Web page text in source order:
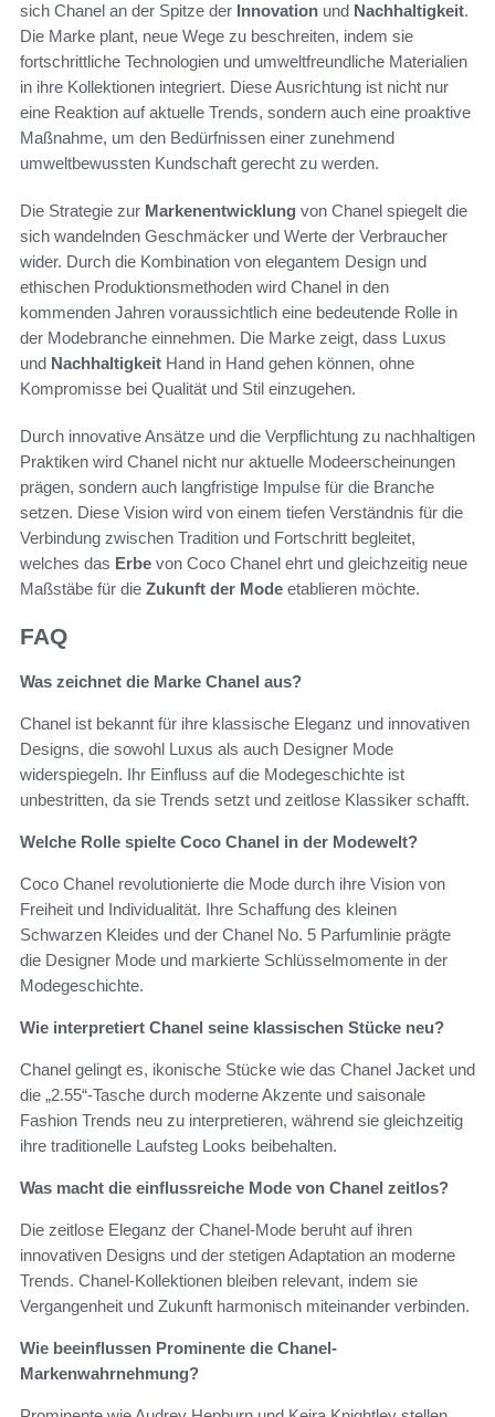
sich Chanel an der Spitze der Innovation und Nachhaltigkeit.
Die Marke plant, neue Wege zu beschreiten, indem sie
fortschrittliche Technologien und umweltfreundliche Materialien
in ihre Kollektionen integriert. Diese Ausrichtung ist nicht nur
eine Reaktion auf aktuelle Trends, sondern auch eine proaktive
Maßnahme, um den Bedürfnissen einer zunehmend
umweltbewussten Kundschaft gerecht zu werden.
Die Strategie zur Markenentwicklung von Chanel spiegelt die
sich wandelnden Geschmäcker und Werte der Verbraucher
wider. Durch die Kombination von elegantem Design und
ethischen Produktionsmethoden wird Chanel in den
kommenden Jahren voraussichtlich eine bedeutende Rolle in
der Modebranche einnehmen. Die Marke zeigt, dass Luxus
und Nachhaltigkeit Hand in Hand gehen können, ohne
Kompromisse bei Qualität und Stil einzugehen.
Durch innovative Ansätze und die Verpflichtung zu nachhaltigen
Praktiken wird Chanel nicht nur aktuelle Modeerscheinungen
prägen, sondern auch langfristige Impulse für die Branche
setzen. Diese Vision wird von einem tiefen Verständnis für die
Verbindung zwischen Tradition und Fortschritt begleitet,
welches das Erbe von Coco Chanel ehrt und gleichzeitig neue
Maßstäbe für die Zukunft der Mode etablieren möchte.
FAQ
Was zeichnet die Marke Chanel aus?
Chanel ist bekannt für ihre klassische Eleganz und innovativen
Designs, die sowohl Luxus als auch Designer Mode
widerspiegeln. Ihr Einfluss auf die Modegeschichte ist
unbestritten, da sie Trends setzt und zeitlose Klassiker schafft.
Welche Rolle spielte Coco Chanel in der Modewelt?
Coco Chanel revolutionierte die Mode durch ihre Vision von
Freiheit und Individualität. Ihre Schaffung des kleinen
Schwarzen Kleides und der Chanel No. 5 Parfumlinie prägte
die Designer Mode und markierte Schlüsselmomente in der
Modegeschichte.
Wie interpretiert Chanel seine klassischen Stücke neu?
Chanel gelingt es, ikonische Stücke wie das Chanel Jacket und
die „2.55“-Tasche durch moderne Akzente und saisonale
Fashion Trends neu zu interpretieren, während sie gleichzeitig
ihre traditionelle Laufsteg Looks beibehalten.
Was macht die einflussreiche Mode von Chanel zeitlos?
Die zeitlose Eleganz der Chanel-Mode beruht auf ihren
innovativen Designs und der stetigen Adaptation an moderne
Trends. Chanel-Kollektionen bleiben relevant, indem sie
Vergangenheit und Zukunft harmonisch miteinander verbinden.
Wie beeinflussen Prominente die Chanel-
Markenwahrnehmung?